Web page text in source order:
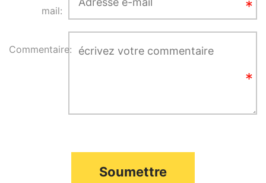
mail:
Commentaire:
Soumettre